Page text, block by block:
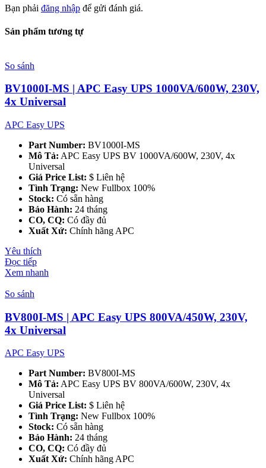
Bạn phải đăng nhập để gửi đánh giá.
Sản phẩm tương tự
So sánh
BV1000I-MS | APC Easy UPS 1000VA/600W, 230V,
4x Universal
APC Easy UPS
Part Number: BV1000I-MS
Mô Tả: APC Easy UPS BV 1000VA/600W, 230V, 4x
Universal
Giá Price List: $ Liên hệ
Tình Trạng: New Fullbox 100%
Stock: Có sẵn hàng
Bảo Hành: 24 tháng
CO, CQ: Có đầy đủ
Xuất Xứ: Chính hãng APC
Yêu thích
Đọc tiếp
Xem nhanh
So sánh
BV800I-MS | APC Easy UPS 800VA/450W, 230V,
4x Universal
APC Easy UPS
Part Number: BV800I-MS
Mô Tả: APC Easy UPS BV 800VA/600W, 230V, 4x
Universal
Giá Price List: $ Liên hệ
Tình Trạng: New Fullbox 100%
Stock: Có sẵn hàng
Bảo Hành: 24 tháng
CO, CQ: Có đầy đủ
Xuất Xứ: Chính hãng APC